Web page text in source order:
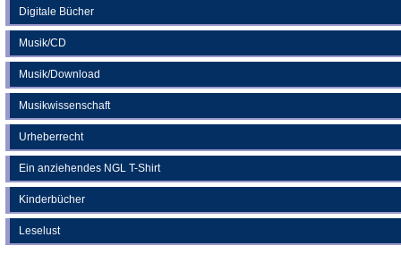
Digitale Bücher
Musik/CD
Musik/Download
Musikwissenschaft
Urheberrecht
Ein anziehendes NGL T-Shirt
Kinderbücher
Leselust